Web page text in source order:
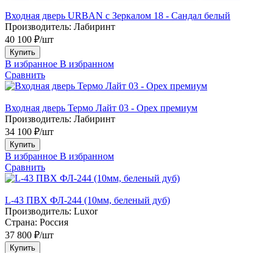
Входная дверь URBAN с Зеркалом 18 - Сандал белый
Производитель: Лабиринт
40 100 ₽/шт
Купить
В избранное В избранном
Сравнить
Входная дверь Термо Лайт 03 - Орех премиум
Производитель: Лабиринт
34 100 ₽/шт
Купить
В избранное В избранном
Сравнить
L-43 ПВХ ФЛ-244 (10мм, беленый дуб)
Производитель: Luxor
Страна: Россия
37 800 ₽/шт
Купить